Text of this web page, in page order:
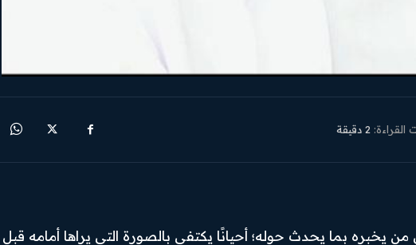
القراءة: 2دقيقة
من يخبره بما يحدث حوله؛ أحيانًا يكتفي بالصورة التي يراها أمامه